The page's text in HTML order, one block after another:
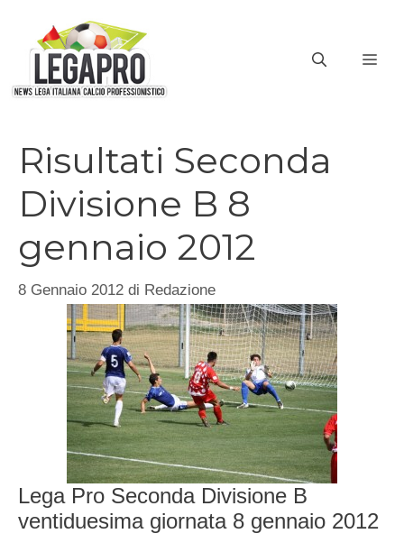
contenuto
Risultati Seconda
Divisione B 8
gennaio 2012
8 Gennaio 2012 di Redazione
Lega Pro Seconda Divisione B
ventiduesima giornata 8 gennaio 2012